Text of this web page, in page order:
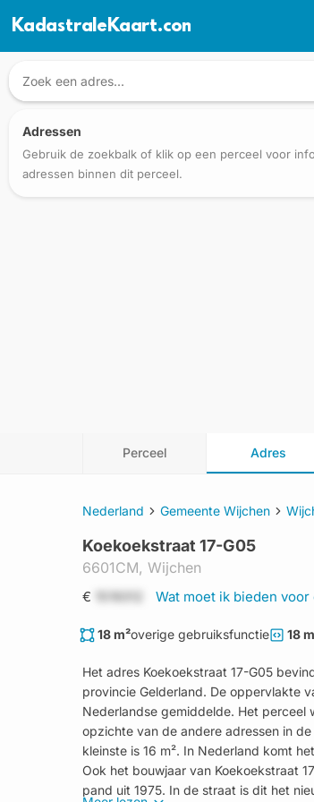
KadastraleKaart.com
Adressen
Gebruik de zoekbalk of klik op een perceel voor
adressen binnen dit perceel.
Perceel Adres
Nederland Gemeente Wijchen
Koekoekstraat 17-G05
6601CM, Wijchen
€ 1519312 Wat moet ik bieden voor
18 m²overige gebruiksfunctie 18
Het adres Koekoekstraat 17-G05
provincie Gelderland. De oppervlakte
Nederlandse gemiddelde. Het perceel
opzichte van de andere adressen in
kleinste is 16 m². In Nederland komt
Ook het bouwjaar van Koekoekstraat
pand uit 1975. In de straat is dit het